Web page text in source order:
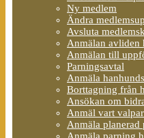
Ny medlem
Ändra
Avsluta
Anmälan avliden
Anmälan till
Parningsavtal
Anmäla
Borttagning från
Ansökan om
Anmäl vart
Anmäla planerad
Anmäla parning